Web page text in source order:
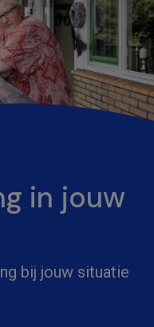
in jouw
bij jouw situatie